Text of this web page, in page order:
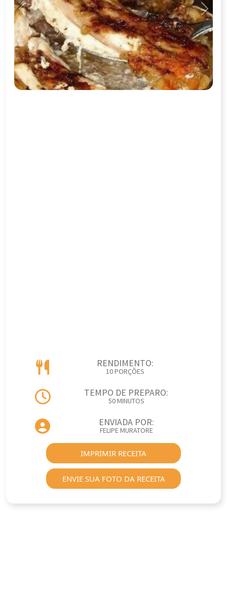
Previous Next
RENDIMENTO:
10 PORÇÕES
TEMPO DE PREPARO:
50 MINUTOS
ENVIADA POR:
FELIPE MURATORE
IMPRIMIR RECEITA
ENVIE SUA FOTO DA RECEITA